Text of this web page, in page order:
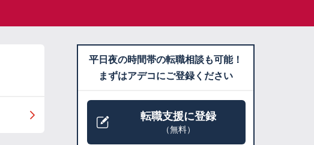
平日夜の時間帯の転職相談も可能！
まずはアデコにご登録ください
転職支援に登録
（無料）